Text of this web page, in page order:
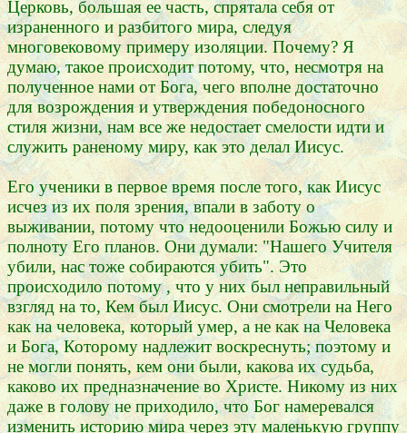
Церковь, большая ее часть, спрятала себя от
израненного и разбитого мира, следуя
многовековому примеру изоляции. Почему? Я
думаю, такое происходит потому, что, несмотря на
полученное нами от Бога, чего вполне достаточно
для возрождения и утверждения победоносного
стиля жизни, нам все же недостает смелости идти и
служить раненому миру, как это делал Иисус.
Его ученики в первое время после того, как Иисус
исчез из их поля зрения, впали в заботу о
выживании, потому что недооценили Божью силу и
полноту Его планов. Они думали: "Нашего Учителя
убили, нас тоже собираются убить". Это
происходило потому , что у них был неправильный
взгляд на то, Кем был Иисус. Они смотрели на Него
как на человека, который умер, а не как на Человека
и Бога, Которому надлежит воскреснуть; поэтому и
не могли понять, кем они были, какова их судьба,
каково их предназначение во Христе. Никому из них
даже в голову не приходило, что Бог намеревался
изменить историю мира через эту маленькую группу